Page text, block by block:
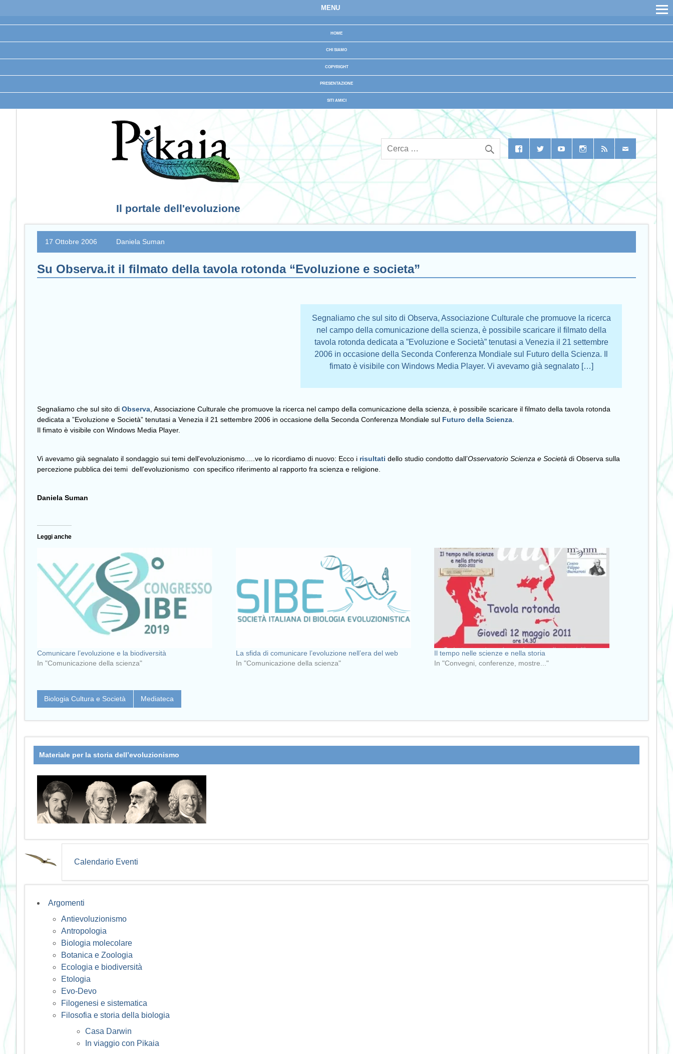
MENU
HOME
CHI SIAMO
COPYRIGHT
PRESENTAZIONE
SITI AMICI
Il portale dell'evoluzione
17 Ottobre 2006 Daniela Suman
Su Observa.it il filmato della tavola rotonda “Evoluzione e societa”
Segnaliamo che sul sito di Observa, Associazione Culturale che promuove la ricerca
nel campo della comunicazione della scienza, è possibile scaricare il filmato della
tavola rotonda dedicata a ”Evoluzione e Società” tenutasi a Venezia il 21 settembre
2006 in occasione della Seconda Conferenza Mondiale sul Futuro della Scienza. Il
fimato è visibile con Windows Media Player. Vi avevamo già segnalato […]
Segnaliamo che sul sito di Observa , Associazione Culturale che promuove la ricerca nel campo della comunicazione della scienza, è possibile scaricare il filmato della tavola rotonda
dedicata a ”Evoluzione e Società” tenutasi a Venezia il 21 settembre 2006 in occasione della Seconda Conferenza Mondiale sul Futuro della Scienza
Il fimato è visibile con Windows Media Player.
Vi avevamo già segnalato il sondaggio sui temi dell'evoluzionismo.....ve lo ricordiamo di nuovo: Ecco i risultati dello studio condotto dall’Osservatorio Scienza e Società di Observa sulla
percezione pubblica dei temi dell'evoluzionismo con specifico riferimento al rapporto fra scienza e religione.
Daniela Suman
Leggi anche
Comunicare l’evoluzione e la biodiversità
In "Comunicazione della scienza"
La sfida di comunicare l’evoluzione nell’era del web
In "Comunicazione della scienza"
Il tempo nelle scienze e nella storia
In "Convegni, conferenze, mostre..."
Biologia Cultura e Società Mediateca
Materiale per la storia dell’evoluzionismo
Calendario Eventi
Argomenti
Antievoluzionismo
Antropologia
Biologia molecolare
Botanica e Zoologia
Ecologia e biodiversità
Etologia
Evo-Devo
Filogenesi e sistematica
Filosofia e storia della biologia
Casa Darwin
In viaggio con Pikaia